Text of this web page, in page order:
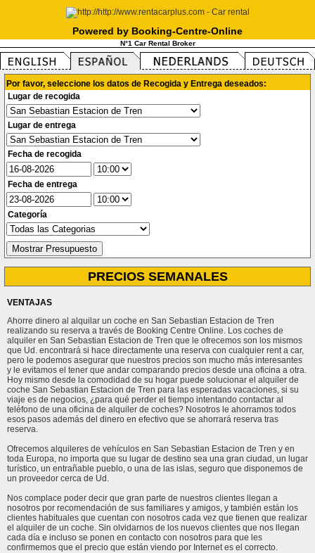
Powered by Booking-Centre-Online
N°1 Car Rental Broker
Por favor, seleccione los datos de Recogida y Entrega deseados:
Lugar de recogida
Lugar de entrega
Fecha de recogida
Fecha de entrega
Categoría
PRECIOS SEMANALES
VENTAJAS
Ahorre dinero al alquilar un coche en San Sebastian Estacion de Tren
realizando su reserva a través de Booking Centre Online. Los coches de
alquiler en San Sebastian Estacion de Tren que le ofrecemos son los mismos
que Ud. encontrará si hace directamente una reserva con cualquier rent a car,
pero le podemos asegurar que nuestros precios son mucho más interesantes
y le evitamos el tener que andar comparando precios desde una oficina a otra.
Hoy mismo desde la comodidad de su hogar puede solucionar el alquiler de
coche San Sebastian Estacion de Tren para las esperadas vacaciones, si su
viaje es de negocios, ¿para qué perder el tiempo intentando contactar al
teléfono de una oficina de alquiler de coches? Nosotros le ahorramos todos
esos pasos además del dinero en efectivo que se ahorrará reserva tras
reserva.
Ofrecemos alquileres de vehículos en San Sebastian Estacion de Tren y en
toda Europa, no importa que su lugar de destino sea una gran ciudad, un lugar
turístico, un entrañable pueblo, o una de las islas, seguro que disponemos de
un proveedor cerca de Ud.
Nos complace poder decir que gran parte de nuestros clientes llegan a
nosotros por recomendación de sus familiares y amigos, y también están los
clientes habituales que cuentan con nosotros cada vez que tienen que realizar
el alquiler de un coche. Sin olvidarnos de los nuevos clientes que nos llegan
cada día e incluso se ponen en contacto con nosotros para que les
confirmemos que el precio que están viendo por Internet es el correcto.